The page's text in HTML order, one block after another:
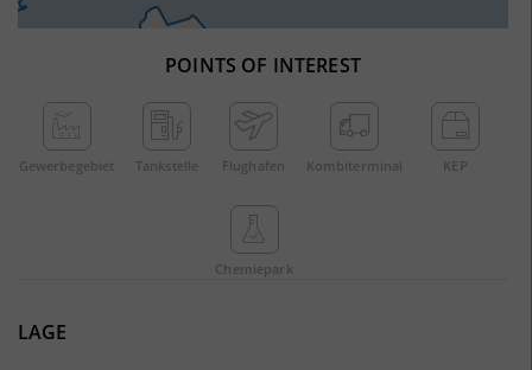
POINTS OF INTEREST
Gewerbe­gebiet Tankstelle Flughafen Kombi­terminal KEP
Chemie­park
LAGE